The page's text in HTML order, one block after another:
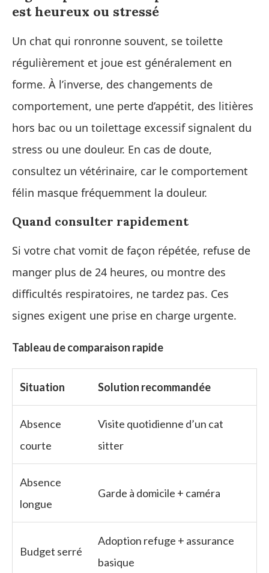
est heureux ou stressé
Un chat qui ronronne souvent, se toilette
régulièrement et joue est généralement en
forme. À l’inverse, des changements de
comportement, une perte d’appétit, des litières
hors bac ou un toilettage excessif signalent du
stress ou une douleur. En cas de doute,
consultez un vétérinaire, car le comportement
félin masque fréquemment la douleur.
Quand consulter rapidement
Si votre chat vomit de façon répétée, refuse de
manger plus de 24 heures, ou montre des
difficultés respiratoires, ne tardez pas. Ces
signes exigent une prise en charge urgente.
Tableau de comparaison rapide
Situation Solution recommandée
Absence
courte
Visite quotidienne d’un cat
sitter
Absence
longue
Garde à domicile + caméra
Budget serré
Adoption refuge + assurance
basique